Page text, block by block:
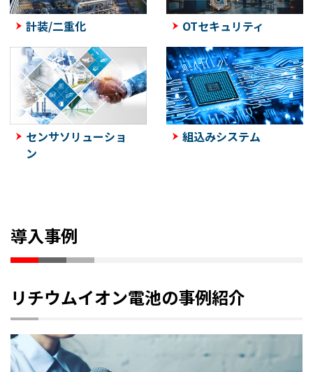
計装/二重化 OTセキュリティ
センサソリューショ
ン
組込みシステム
導入事例
リチウムイオン電池の事例紹介